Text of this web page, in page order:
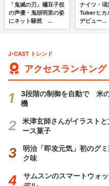
「鬼滅の刃」禰豆子役
の声優・鬼頭明里の姿
にネット騒然 ...
ナイツ・
Tuberヒカ
デビュー...
J-CAST トレンド
アクセスランキング
3段階の制御を自動で 米
機
米津玄師さんがイラスト
ース菓子
明治「即攻元気」初のグ
ク味
サムスンのスマートウォ